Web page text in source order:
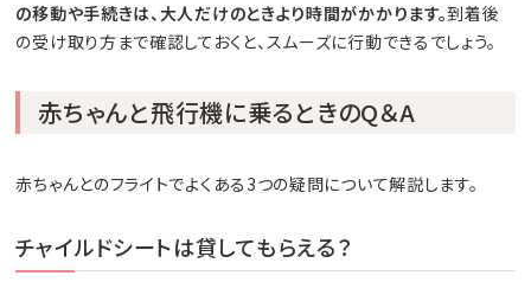
の移動や手続きは、大人だけのときより時間がかかります。到着後
の受け取り方まで確認しておくと、スムーズに行動できるでしょう。
赤ちゃんと飛行機に乗るときのQ＆A
赤ちゃんとのフライトでよくある3つの疑問について解説します。
チャイルドシートは貸してもらえる？